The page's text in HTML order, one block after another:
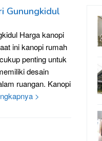
Gunungkidul
Harga kanopi
ini kanopi rumah
penting untuk
desain
ruangan. Kanopi
>